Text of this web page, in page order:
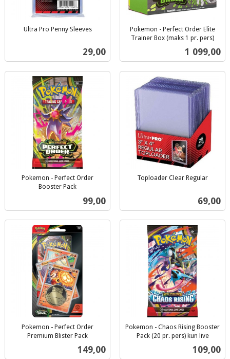
Ultra Pro Penny Sleeves
Pris
29,00
Pokemon - Perfect Order Elite
Trainer Box (maks 1 pr. pers)
Pris
1 099,00
Pokemon - Perfect Order
Booster Pack
Pris
99,00
Toploader Clear Regular
Pris
69,00
Pokemon - Perfect Order
Premium Blister Pack
Pris
149,00
Pokemon - Chaos Rising Booster
Pack (20 pr. pers) kun live
Pris
109,00